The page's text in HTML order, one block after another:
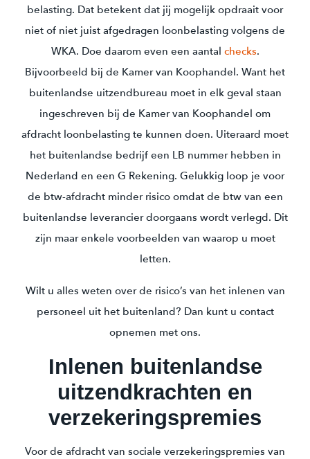
belasting. Dat betekent dat jij mogelijk opdraait voor
niet of niet juist afgedragen loonbelasting volgens de
WKA. Doe daarom even een aantal checks.
Bijvoorbeeld bij de Kamer van Koophandel. Want het
buitenlandse uitzendbureau moet in elk geval staan
ingeschreven bij de Kamer van Koophandel om
afdracht loonbelasting te kunnen doen. Uiteraard moet
het buitenlandse bedrijf een LB nummer hebben in
Nederland en een G Rekening. Gelukkig loop je voor
de btw-afdracht minder risico omdat de btw van een
buitenlandse leverancier doorgaans wordt verlegd. Dit
zijn maar enkele voorbeelden van waarop u moet
letten.
Wilt u alles weten over de risico’s van het inlenen van
personeel uit het buitenland? Dan kunt u contact
opnemen met ons.
Inlenen buitenlandse
uitzendkrachten en
verzekeringspremies
Voor de afdracht van sociale verzekeringspremies van